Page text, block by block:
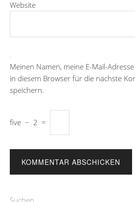
Website
Meinen Namen, meine E-Mail-
in diesem Browser für die nächste
speichern.
five − 2 =
Suchen